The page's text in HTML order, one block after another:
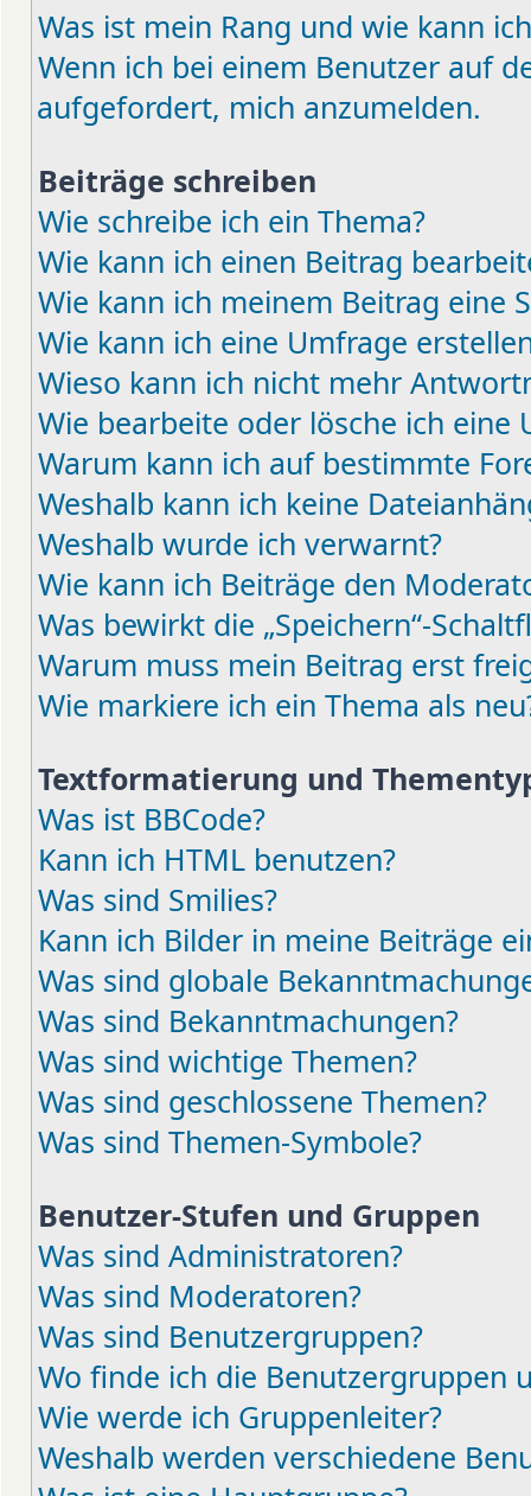
Was ist mein Rang und wie kann
Wenn ich bei einem Benutzer auf
aufgefordert, mich anzumelden.
Beiträge schreiben
Wie schreibe ich ein Thema?
Wie kann ich einen Beitrag
Wie kann ich meinem Beitrag eine
Wie kann ich eine Umfrage
Wieso kann ich nicht mehr
Wie bearbeite oder lösche ich eine
Warum kann ich auf bestimmte
Weshalb kann ich keine
Weshalb wurde ich verwarnt?
Wie kann ich Beiträge den
Was bewirkt die „Speichern“-
Warum muss mein Beitrag erst
Wie markiere ich ein Thema als
Textformatierung und
Was ist BBCode?
Kann ich HTML benutzen?
Was sind Smilies?
Kann ich Bilder in meine Beiträge
Was sind globale
Was sind Bekanntmachungen?
Was sind wichtige Themen?
Was sind geschlossene Themen?
Was sind Themen-Symbole?
Benutzer-Stufen und Gruppen
Was sind Administratoren?
Was sind Moderatoren?
Was sind Benutzergruppen?
Wo finde ich die Benutzergruppen
Wie werde ich Gruppenleiter?
Weshalb werden verschiedene